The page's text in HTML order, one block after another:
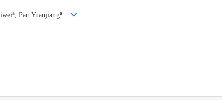
a , Pan Yuanjianga